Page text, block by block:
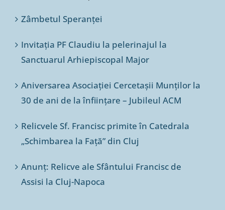
Zâmbetul Speranței
Invitația PF Claudiu la pelerinajul la
Sanctuarul Arhiepiscopal Major
Aniversarea Asociației Cercetașii Munților la
30 de ani de la înființare – Jubileul ACM
Relicvele Sf. Francisc primite în Catedrala
„Schimbarea la Față” din Cluj
Anunț: Relicve ale Sfântului Francisc de
Assisi la Cluj-Napoca